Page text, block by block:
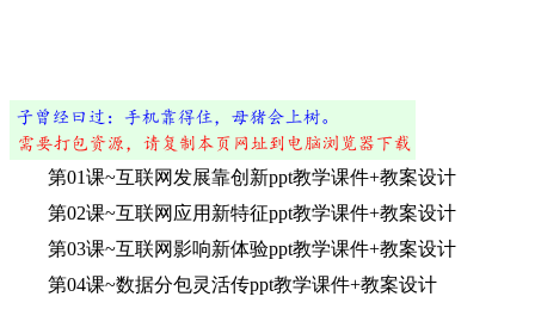
第01课~互联网发展靠创新ppt教学课件+教案设计
第02课~互联网应用新特征ppt教学课件+教案设计
第03课~互联网影响新体验ppt教学课件+教案设计
第04课~数据分包灵活传ppt教学课件+教案设计